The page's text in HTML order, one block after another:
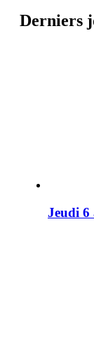
Derniers
Jeudi 6